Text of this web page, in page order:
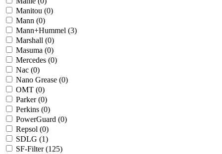
Manitou (0)
Mann (0)
Mann+Hummel (3)
Marshall (0)
Masuma (0)
Mercedes (0)
Nac (0)
Nano Grease (0)
OMT (0)
Parker (0)
Perkins (0)
PowerGuard (0)
Repsol (0)
SDLG (1)
SF-Filter (125)